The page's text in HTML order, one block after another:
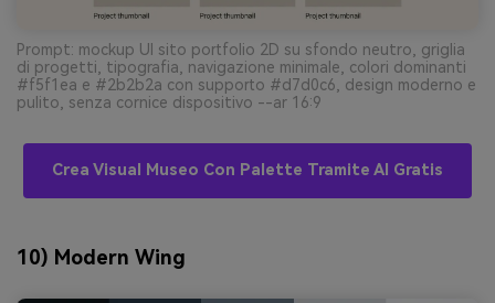
Prompt: mockup UI sito portfolio 2D su sfondo neutro, griglia
di progetti, tipografia, navigazione minimale, colori dominanti
#f5f1ea e #2b2b2a con supporto #d7d0c6, design moderno e
pulito, senza cornice dispositivo --ar 16:9
Crea Visual Museo Con Palette Tramite AI Gratis
10) Modern Wing